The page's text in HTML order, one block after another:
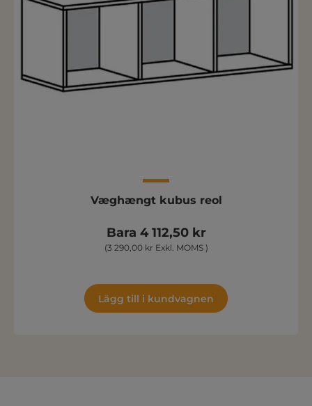
Væghængt kubus reol
Bara 4 112,50 kr
(3 290,00 kr Exkl. MOMS )
Lägg till i kundvagnen